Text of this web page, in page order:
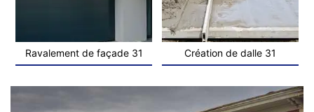
Ravalement de façade 31 Création de dalle 31